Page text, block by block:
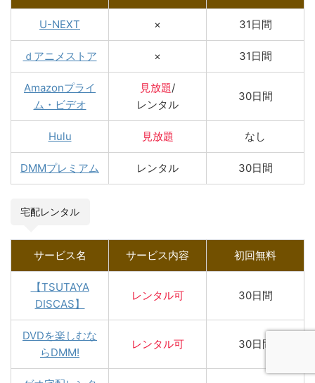
U-NEXT × 31日間
ｄアニメストア × 31日間
Amazonプライ
ム・ビデオ
見放題/
レンタル
30日間
Hulu 見放題 なし
DMMプレミアム レンタル 30日間
宅配レンタル
サービス名 サービス内容 初回無料
【TSUTAYA
DISCAS】
レンタル可 30日間
DVDを楽しむな
らDMM!
レンタル可 30日間